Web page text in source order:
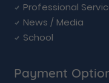
Professional
News / Media
School
Payment